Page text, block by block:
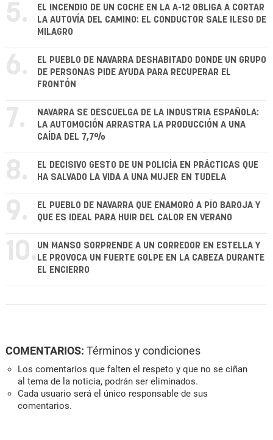
5.
EL INCENDIO DE UN COCHE EN LA A-12 OBLIGA A CORTAR
LA AUTOVÍA DEL CAMINO: EL CONDUCTOR SALE ILESO DE
MILAGRO
6.
EL PUEBLO DE NAVARRA DESHABITADO DONDE UN GRUPO
DE PERSONAS PIDE AYUDA PARA RECUPERAR EL
FRONTÓN
7.
NAVARRA SE DESCUELGA DE LA INDUSTRIA ESPAÑOLA:
LA AUTOMOCIÓN ARRASTRA LA PRODUCCIÓN A UNA
CAÍDA DEL 7,7%
8.
EL DECISIVO GESTO DE UN POLICÍA EN PRÁCTICAS QUE
HA SALVADO LA VIDA A UNA MUJER EN TUDELA
9.
EL PUEBLO DE NAVARRA QUE ENAMORÓ A PÍO BAROJA Y
QUE ES IDEAL PARA HUIR DEL CALOR EN VERANO
10. UN MANSO SORPRENDE A UN CORREDOR EN ESTELLA Y
LE PROVOCA UN FUERTE GOLPE EN LA CABEZA DURANTE
EL ENCIERRO
COMENTARIOS: Términos y condiciones
Los comentarios que falten el respeto y que no se ciñan
al tema de la noticia, podrán ser eliminados.
Cada usuario será el único responsable de sus
comentarios.